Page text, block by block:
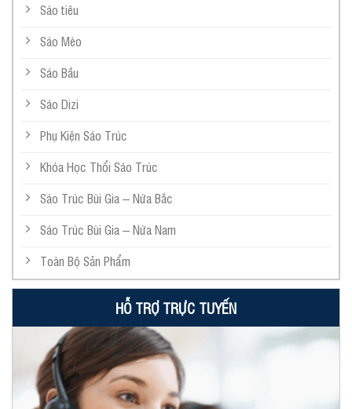
Sáo tiêu
Sáo Mèo
Sáo Bầu
Sáo Dizi
Phụ Kiện Sáo Trúc
Khóa Học Thổi Sáo Trúc
Sáo Trúc Bùi Gia – Nứa Bắc
Sáo Trúc Bùi Gia – Nứa Nam
Toàn Bộ Sản Phẩm
HỖ TRỢ TRỰC TUYẾN